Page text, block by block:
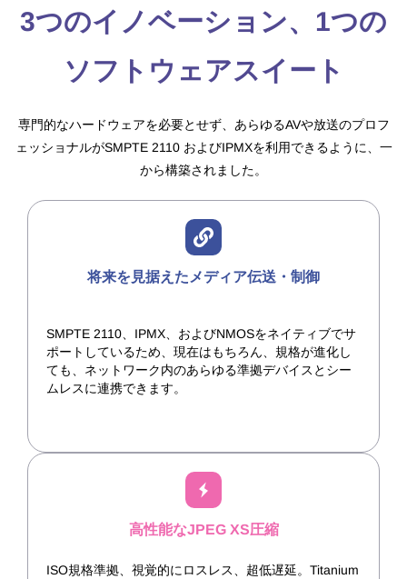
3つのイノベーション、1つの
ソフトウェアスイート
専門的なハードウェアを必要とせず、あらゆるAVや放送のプロフ
ェッショナルがSMPTE 2110 およびIPMXを利用できるように、一
から構築されました。
将来を見据えたメディア伝送・制御
SMPTE 2110、IPMX、およびNMOSをネイティブでサ
ポートしているため、現在はもちろん、規格が進化し
ても、ネットワーク内のあらゆる準拠デバイスとシー
ムレスに連携できます。
高性能なJPEG XS圧縮
ISO規格準拠、視覚的にロスレス、超低遅延。Titanium